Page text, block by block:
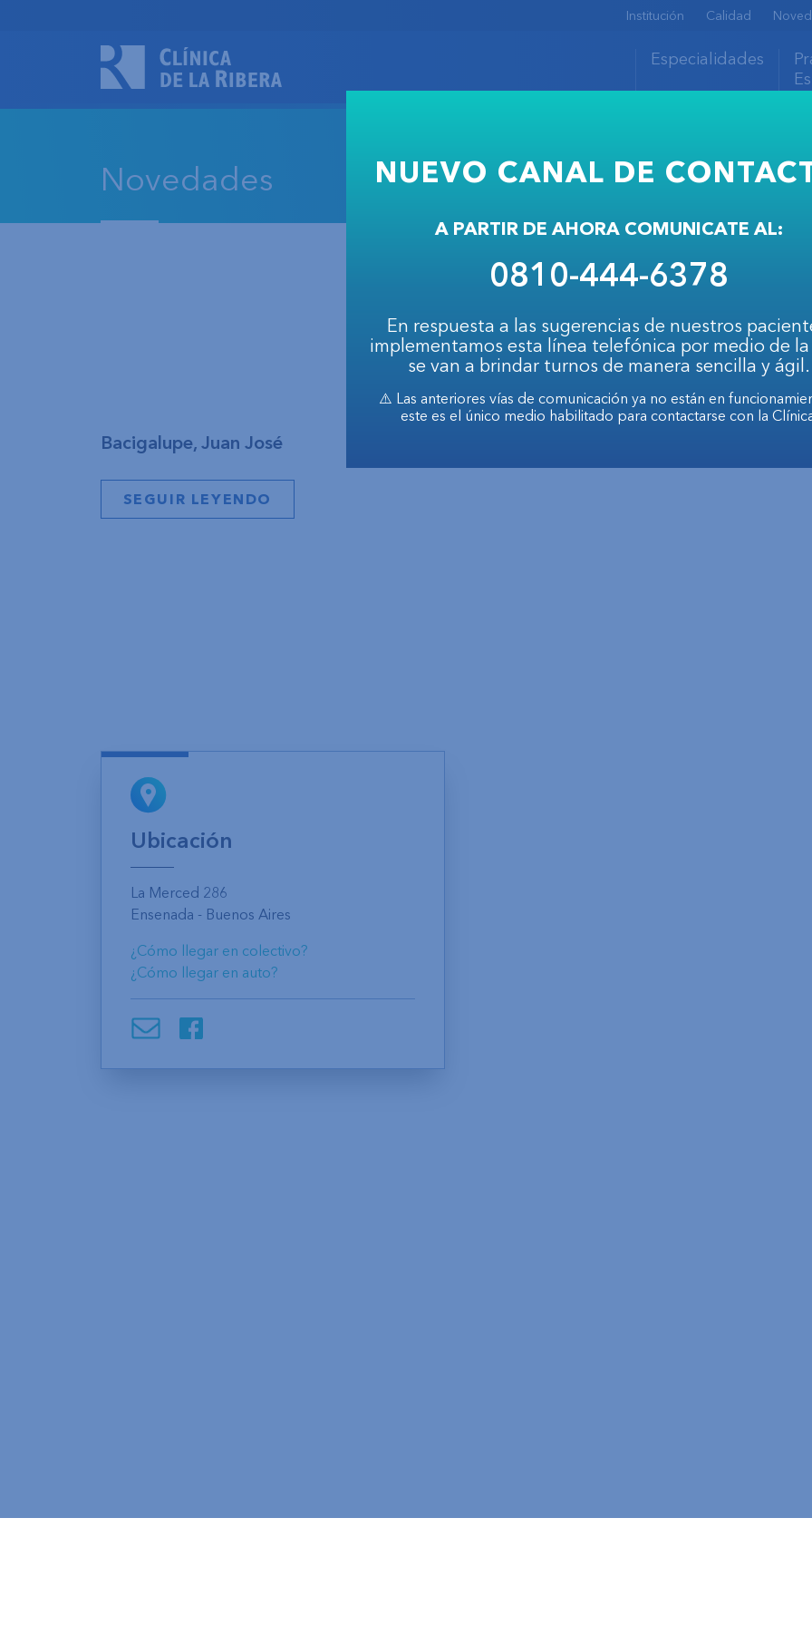
Institución Calidad
Especialidades
Novedades
Vayo, Maria
SEGUIR LEYENDO
Bacigalupe, Juan José
SEGUIR LEYENDO
Ubicación
La Merced 286
Ensenada - Buenos Aires
¿Cómo llegar en colectivo?
¿Cómo llegar en auto?
NUEVO CANAL DE
A PARTIR DE AHORA COMUNICATE AL:
0810-444-6378
En respuesta a las sugerencias de nuestros
implementamos esta línea telefónica por medio de
se van a brindar turnos de manera sencilla y ágil.
⚠️ Las anteriores vías de comunicación ya no están en
este es el único medio habilitado para contactarse con la